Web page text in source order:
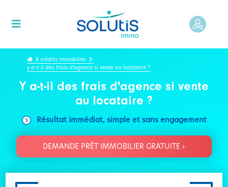
crédits immobilier
y a-t-il des frais d'agence si vente au locataire ?
Y a-t-il des frais d'agence si vente
au locataire ?
Résultat immédiat, simple et sans engagement
DEMANDE PRÊT IMMOBILIER GRATUITE ›